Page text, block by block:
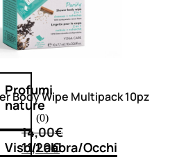
Profumi
nature
Viso/Labbra/Occhi
Body Wipe Multipack 10pz
(0)
14,00€
11,20€